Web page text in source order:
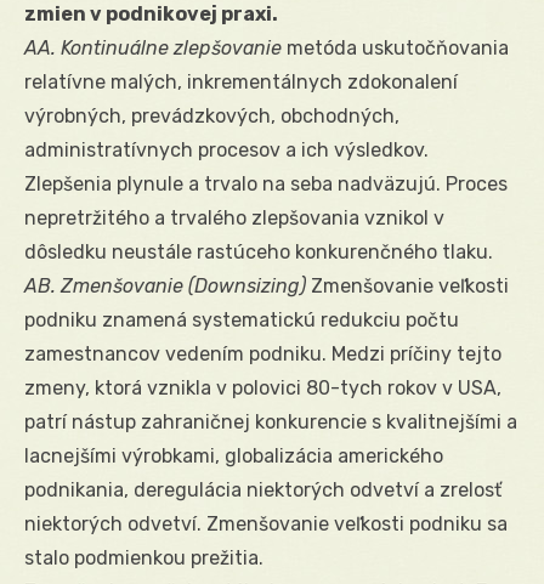
zmien v podnikovej praxi.
AA. Kontinuálne zlepšovanie metóda uskutočňovania
relatívne malých, inkrementálnych zdokonalení
výrobných, prevádzkových, obchodných,
administratívnych procesov a ich výsledkov.
Zlepšenia plynule a trvalo na seba nadväzujú. Proces
nepretržitého a trvalého zlepšovania vznikol v
dôsledku neustále rastúceho konkurenčného tlaku.
AB. Zmenšovanie (Downsizing) Zmenšovanie veľkosti
podniku znamená systematickú redukciu počtu
zamestnancov vedením podniku. Medzi príčiny tejto
zmeny, ktorá vznikla v polovici 80-tych rokov v USA,
patrí nástup zahraničnej konkurencie s kvalitnejšími a
lacnejšími výrobkami, globalizácia amerického
podnikania, deregulácia niektorých odvetví a zrelosť
niektorých odvetví. Zmenšovanie veľkosti podniku sa
stalo podmienkou prežitia.